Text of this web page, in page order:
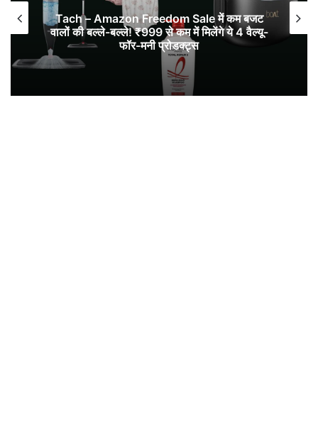
Tach – Amazon Freedom Sale में कम बजट
वालों की बल्ले-बल्ले! ₹999 से कम में मिलेंगे ये 4 वैल्यू-
फॉर-मनी प्रोडक्ट्स